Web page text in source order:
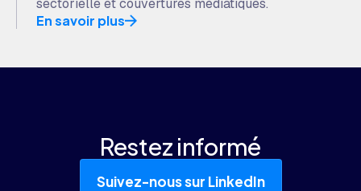
En savoir plus
Restez informé
Suivez-nous sur LinkedIn